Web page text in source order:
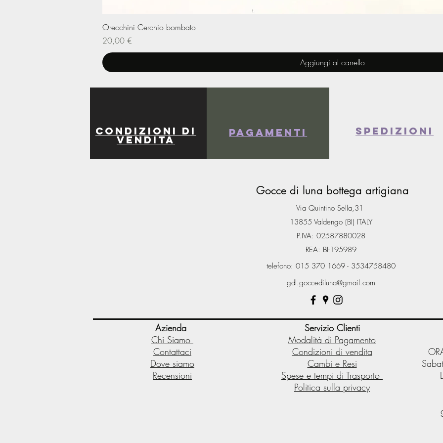
Orecchini Cerchio bombato
Prezzo
20,00 €
Aggiungi al carrello
Pagamenti spedizioni
Condizioni di
vendita
Gocce di luna bottega artigiana
Via Quintino Sella,31
13855 Valdengo (BI) ITALY
P.IVA: 02587880028
REA: BI-195989
telefono: 015 370 1669 - 3534758480
gdl.goccediluna@gmail.com
Azienda
Chi Siamo
Contattaci
Dove siamo
Recensioni
Servizio Clienti
Modalità di Pagamento
Condizioni di vendita
Cambi e Resi
Spese e tempi di Trasporto
Politica sulla privacy